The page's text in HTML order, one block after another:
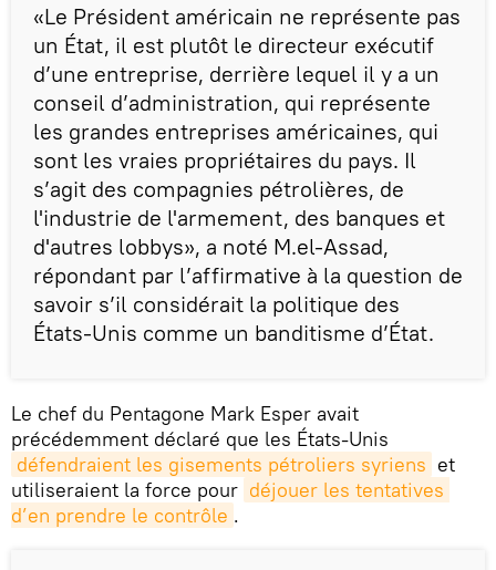
«Le Président américain ne représente pas
un État, il est plutôt le directeur exécutif
d’une entreprise, derrière lequel il y a un
conseil d’administration, qui représente
les grandes entreprises américaines, qui
sont les vraies propriétaires du pays. Il
s’agit des compagnies pétrolières, de
l'industrie de l'armement, des banques et
d'autres lobbys», a noté M.el-Assad,
répondant par l’affirmative à la question de
savoir s’il considérait la politique des
États-Unis comme un banditisme d’État.
Le chef du Pentagone Mark Esper avait
précédemment déclaré que les États-Unis
défendraient les gisements pétroliers syriens et
utiliseraient la force pour déjouer les tentatives
d’en prendre le contrôle .